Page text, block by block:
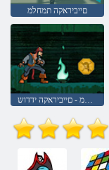
םייביראקה תמחלמ
ידנלוהה לש םיקמעמ - םייביראקה ידדוש